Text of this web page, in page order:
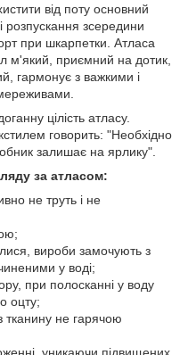
від поту основний
розпускання зсередини
при шкарпетки. Атласа
м'який, приємний на дотик,
гармонує з важкими і
цілість атласу.
говорить: "Необхідно
залишає на ярлику".
за атласом:
не труть і не
вироби замочують з
у воді;
при полосканні у воду
оцту;
тканину не гарячою
уникаючи підвищених